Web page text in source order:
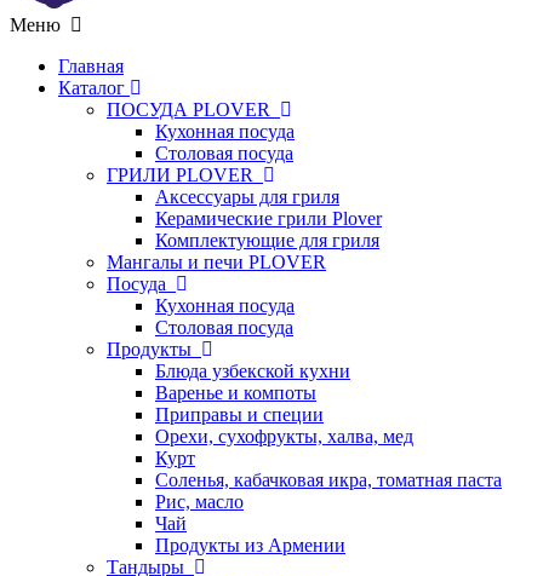
Меню
Главная
Каталог
ПОСУДА PLOVER
Кухонная посуда
Столовая посуда
ГРИЛИ PLOVER
Аксессуары для гриля
Керамические грили Plover
Комплектующие для гриля
Мангалы и печи PLOVER
Посуда
Кухонная посуда
Столовая посуда
Продукты
Блюда узбекской кухни
Варенье и компоты
Приправы и специи
Орехи, сухофрукты, халва, мед
Курт
Соленья, кабачковая икра, томатная паста
Рис, масло
Чай
Продукты из Армении
Тандыры